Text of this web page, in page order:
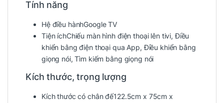
Tính năng
Hệ điều hànhGoogle TV
Tiện íchChiếu màn hình điện thoại lên tivi, Điều
khiển bằng điện thoại qua App, Điều khiển bằng
giọng nói, Tìm kiếm bằng giọng nói
Kích thước, trọng lượng
Kích thước có chân đế122.5cm x 75cm x